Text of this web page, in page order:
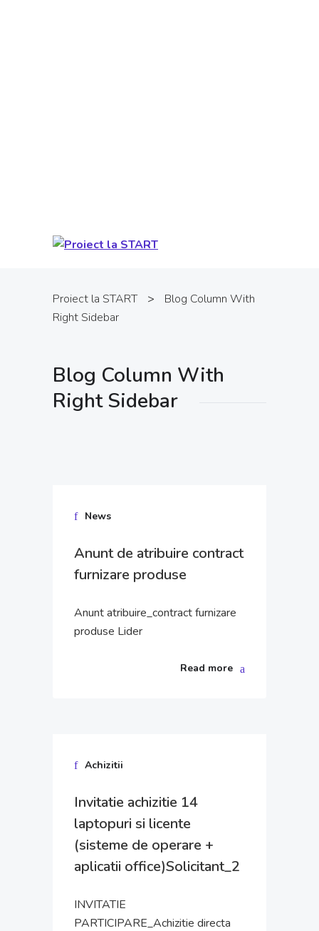
Proiect la START >
Blog Column With
Right Sidebar
Blog Column With
Right Sidebar
News
Anunt de atribuire contract
furnizare produse
Anunt atribuire_contract furnizare
produse Lider
Read more
Achizitii
Invitatie achizitie 14
laptopuri si licente
(sisteme de operare +
aplicatii office)Solicitant_2
INVITATIE
PARTICIPARE_Achizitie directa